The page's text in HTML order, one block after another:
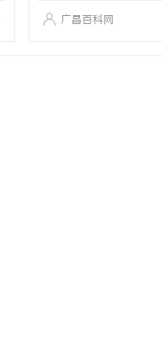
广昌百科网